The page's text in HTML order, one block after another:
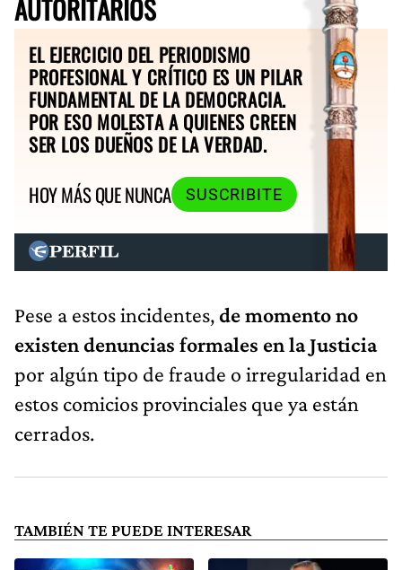
AUTORITARIOS
EL EJERCICIO DEL PERIODISMO
PROFESIONAL Y CRÍTICO ES UN PILAR
FUNDAMENTAL DE LA DEMOCRACIA.
POR ESO MOLESTA A QUIENES CREEN
SER LOS DUEÑOS DE LA VERDAD.
HOY MÁS QUE NUNCA
SUSCRIBITE
Pese a estos incidentes,de momento no
existen denuncias formales en la Justicia
por algún tipo de fraude o irregularidad en
estos comicios provinciales que ya están
cerrados.
TAMBIÉN TE PUEDE INTERESAR